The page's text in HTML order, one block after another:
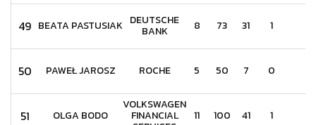
49 BEATA PASTUSIAK DEUTSCHE
BANK 8 73 31 1
50 PAWEŁ JAROSZ ROCHE 5 50 7 0
51 OLGA BODO
VOLKSWAGEN
FINANCIAL 11 100 41 1